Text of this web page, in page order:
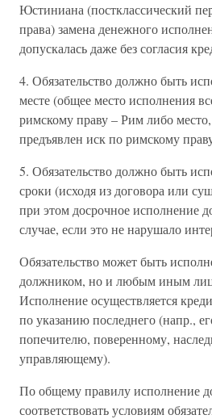
Юстиниана (постклассический
права) замена денежного
допускалась даже без согласия
4. Обязательство должно быть
месте (общее место исполнения
римскому праву – Рим либо
предъявлен иск по римскому
5. Обязательство должно быть
сроки (исходя из договора или
при этом досрочное исполнение
случае, если это не нарушало
Обязательство может быть
должником, но и любым иным
Исполнение осуществляется
по указанию последнего (напр.,
попечителю, поверенному,
управляющему).
По общему правилу исполнение
соответствовать условиям